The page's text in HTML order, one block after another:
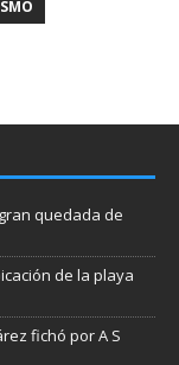
quedada de
de la playa
fichó por A S